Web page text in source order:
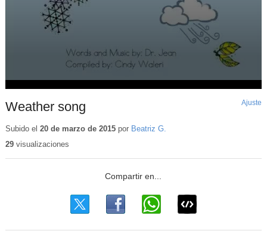
Weather song Ajuste
Subido el 20 de marzo de 2015por Beatriz G.
29visualizaciones